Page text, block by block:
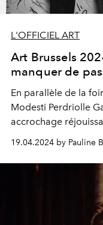
L'OFFICIEL ART
Art Brussels
manquer de
En parallèle de la
Modesti Perdriolle
accrochage
première
Samantha McEwen
19.04.2024 by Pauline